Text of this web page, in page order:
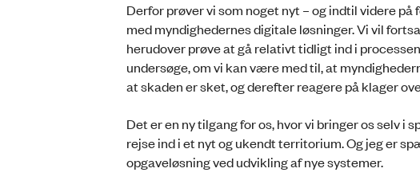
Derfor prøver vi som noget nyt – og indtil videre
med myndighedernes digitale løsninger. Vi vil
herudover prøve at gå relativt tidligt ind i
undersøge, om vi kan være med til, at
at skaden er sket, og derefter reagere på klager
Det er en ny tilgang for os, hvor vi bringer os selv i
rejse ind i et nyt og ukendt territorium. Og jeg er
opgaveløsning ved udvikling af nye systemer.